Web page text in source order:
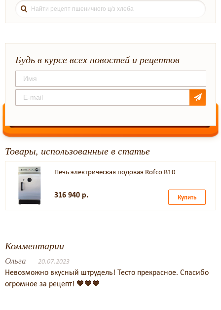
Будь в курсе всех новостей и рецептов
Товары, использованные в статье
Печь электрическая подовая Rofco B10
316 940 р. Купить
Комментарии
Ольга 20.07.2023
Невозможно вкусный штрудель! Тесто прекрасное. Спасибо
огромное за рецепт! 🧡🧡🧡